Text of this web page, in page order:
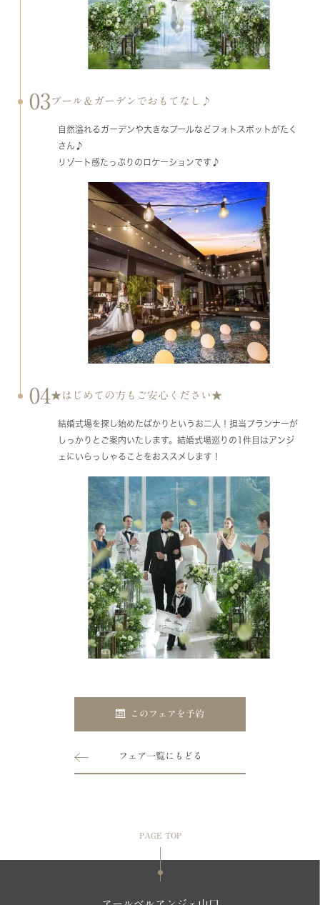
03 プール＆ガーデンでおもてなし♪
自然溢れるガーデンや大きなプールなどフォトスポットがたく
さん♪
リゾート感たっぷりのロケーションです♪
04★はじめての方もご安心ください★
結婚式場を探し始めたばかりというお二人！担当プランナーが
しっかりとご案内いたします。結婚式場巡りの1件目はアンジ
ェにいらっしゃることをおススメします！
このフェアを予約
フェア一覧にもどる
PAGE TOP